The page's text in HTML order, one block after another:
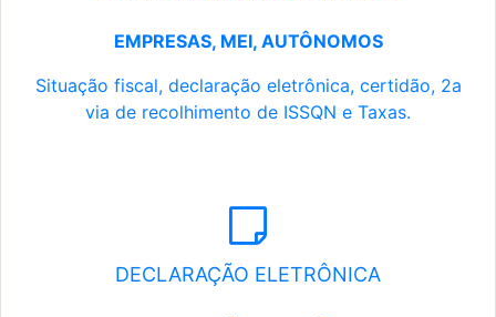
EMPRESAS, MEI, AUTÔNOMOS
Situação fiscal, declaração eletrônica, certidão, 2a
via de recolhimento de ISSQN e Taxas.
DECLARAÇÃO ELETRÔNICA